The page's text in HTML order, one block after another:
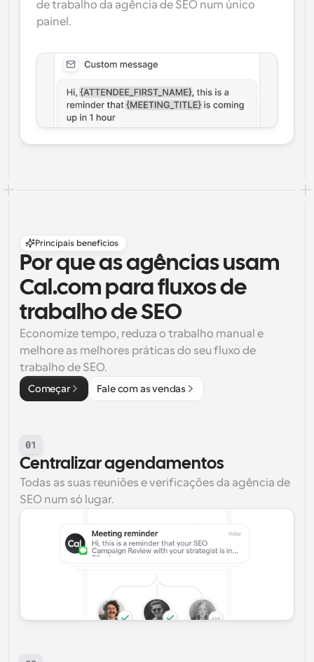
de trabalho da agência de SEO num único
painel.
Principais benefícios
Por que as agências usam
Cal.com para fluxos de
trabalho de SEO
Economize tempo, reduza o trabalho manual e
melhore as melhores práticas do seu fluxo de
trabalho de SEO.
Começar Fale com as vendas
01
Centralizar agendamentos
Todas as suas reuniões e verificações da agência de
SEO num só lugar.